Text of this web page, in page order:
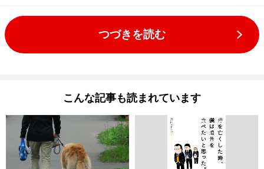
つづきを読む
こんな記事も読まれています